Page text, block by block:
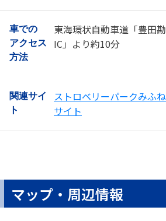
車での
アクセス
方法
東海環状自動車道「豊田
IC」より約10分
関連サイ
ト
ストロベリーパークみふ
サイト
マップ・周辺情報